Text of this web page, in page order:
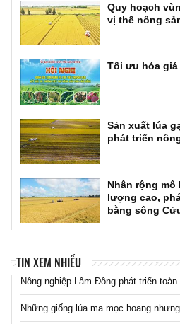
Quy hoạch
vị thế nông
Tối ưu hóa
Sản xuất lúa
phát triển
Nhân rộng
lượng cao,
bằng sông
TIN XEM NHIỀU
Nông nghiệp Lâm Đồng phát triển
Những giống lúa ma mọc hoang